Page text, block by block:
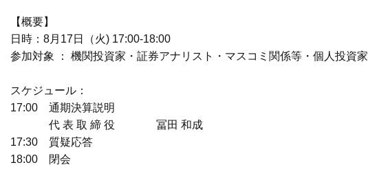
【概要】
日時：8月17日（火) 17:00-18:00
参加対象 ： 機関投資家・証券アナリスト・マスコミ関係等・個人投資家
スケジュール：
17:00 通期決算説明
代 表 取 締 役 冨田 和成
17:30 質疑応答
18:00 閉会